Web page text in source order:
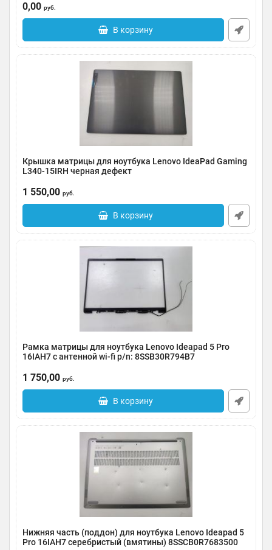
0,00 руб.
В корзину
Крышка матрицы для ноутбука Lenovo IdeaPad Gaming
L340-15IRH черная дефект
1 550,00 руб.
В корзину
Рамка матрицы для ноутбука Lenovo Ideapad 5 Pro
16IAH7 с антенной wi-fi p/n: 8SSB30R794B7
1 750,00 руб.
В корзину
Нижняя часть (поддон) для ноутбука Lenovo Ideapad 5
Pro 16IAH7 серебристый (вмятины) 8SSCB0R7683500